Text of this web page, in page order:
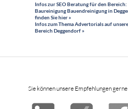
Infos zur SEO Beratung für den Bereich:
Baureinigung Bauendreinigung in
finden Sie hier »
Infos zum Thema Advertorials auf
Bereich Deggendorf »
Sie können unsere Empfehlungen gerne